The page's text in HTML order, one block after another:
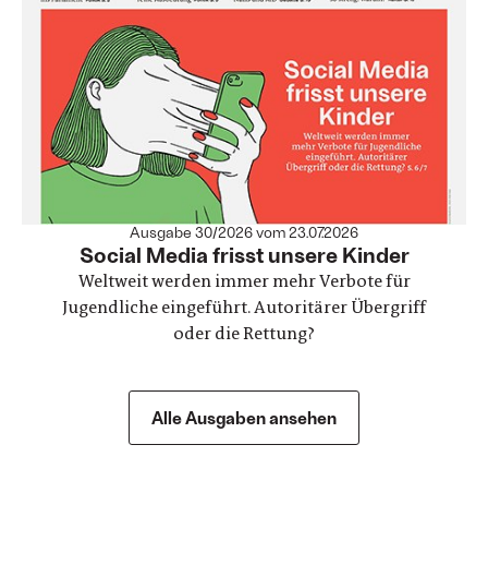
Ausgabe 30/2026 vom 23.07.2026
Social Media frisst unsere Kinder
Weltweit werden immer mehr Verbote für
Jugendliche eingeführt. Autoritärer Übergriff
oder die Rettung?
Alle Ausgaben ansehen